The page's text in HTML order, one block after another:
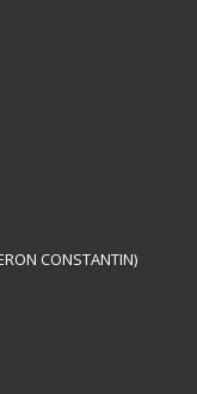
CONSTANTIN)